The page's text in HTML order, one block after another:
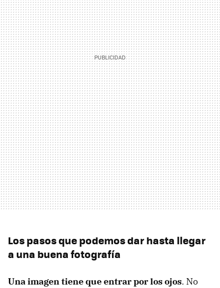
Los pasos que podemos dar hasta llegar
a una buena fotografía
Una imagen tiene que entrar por los ojos. No